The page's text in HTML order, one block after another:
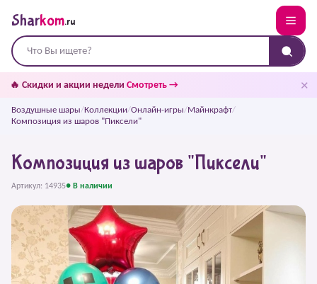
Sharkom.ru
🔥 Скидки и акции недели Смотреть → ✕
Воздушные шары/Коллекции/Онлайн-игры/Майнкрафт/
Композиция из шаров "Пиксели"
Композиция из шаров "Пиксели"
Артикул: 14935● В наличии